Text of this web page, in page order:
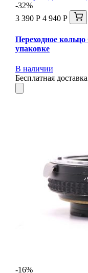
-32%
3 390 Р 4 940 Р
Переходное
упаковке
В наличии
Бесплатная доставка
-16%